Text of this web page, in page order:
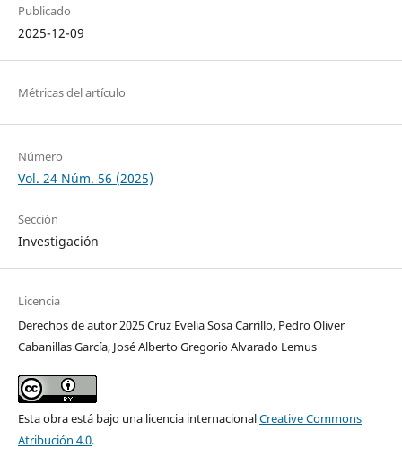
Publicado
2025-12-09
Métricas del artículo
Número
Vol. 24 Núm. 56 (2025)
Sección
Investigación
Licencia
Derechos de autor 2025 Cruz Evelia Sosa Carrillo, Pedro Oliver
Cabanillas García, José Alberto Gregorio Alvarado Lemus
Esta obra está bajo una licencia internacionalCreative Commons
Atribución 4.0.